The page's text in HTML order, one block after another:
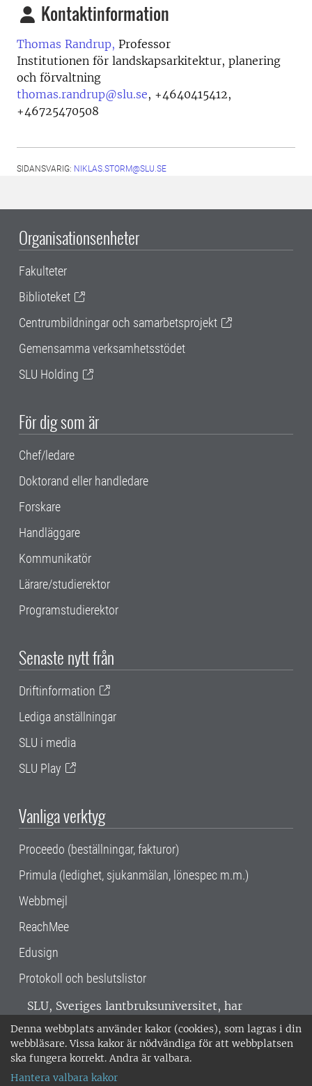
Denna webbplats använder kakor (cookies), som lagras i din
webbläsare. Vissa kakor är nödvändiga för att webbplatsen
ska fungera korrekt. Andra är valbara.
Hantera valbara kakor
Kontaktinformation
Thomas Randrup, Professor
Institutionen för landskapsarkitektur, planering
och förvaltning
thomas.randrup@slu.se, +4640415412,
+46725470508
SIDANSVARIG: NIKLAS.STORM@SLU.SE
Organisationsenheter
Fakulteter
Biblioteket
Centrumbildningar och samarbetsprojekt
Gemensamma verksamhetsstödet
SLU Holding
För dig som är
Chef/ledare
Doktorand eller handledare
Forskare
Handläggare
Kommunikatör
Lärare/studierektor
Programstudierektor
Senaste nytt från
Driftinformation
Lediga anställningar
SLU i media
SLU Play
Vanliga verktyg
Proceedo (beställningar, fakturor)
Primula (ledighet, sjukanmälan, lönespec m.m.)
Webbmejl
ReachMee
Edusign
Protokoll och beslutslistor
SLU, Sveriges lantbruksuniversitet, har
verksamhet över hela Sverige. Huvudorter är
Alnarp, Uppsala och Umeå.SLU är
miljöcertifierat enligt ISO 14001. •
018-67 10 00 • Org nr: 202100-2817 •